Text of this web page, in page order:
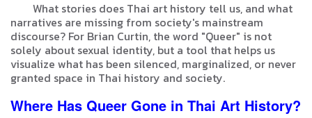
What stories does Thai art history tell us, and what
narratives are missing from society's mainstream
discourse? For Brian Curtin, the word "Queer" is not
solely about sexual identity, but a tool that helps us
visualize what has been silenced, marginalized, or never
granted space in Thai history and society.
Where Has Queer Gone in Thai Art History?